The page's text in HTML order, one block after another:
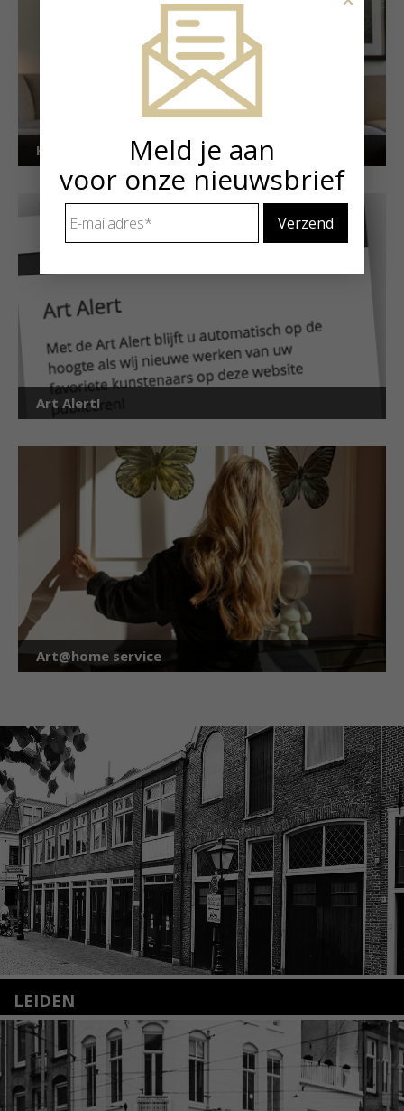
Kunstuitleen voor particulieren
Art Alert!
Art@home service
LEIDEN
Nieuwstraat 35
2312 KA Leiden
+31(0)71 – 52 84 480
info@kunsthuisleiden.nl
Meld je aan
voor onze nieuwsbrief
mailadres *